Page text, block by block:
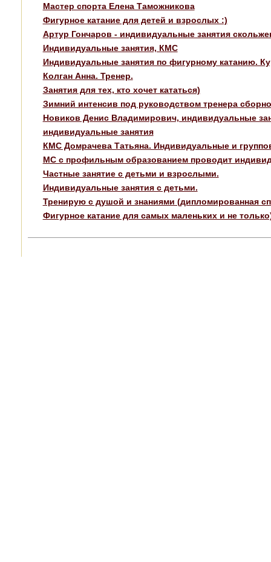
Мастер спорта Елена Таможникова
Фигурное катание для детей и взрослых :)
Артур Гончаров - индивидуальные занятия
Индивидуальные занятия, КМС
Индивидуальные занятия по фигурному катанию.
Колган Анна. Тренер.
Занятия для тех, кто хочет кататься)
Зимний интенсив под руководством тренера
Новиков Денис Владимирович, индивидуальные
индивидуальные занятия
КМС Домрачева Татьяна. Индивидуальные и
МС с профильным образованием проводит
Частные занятие с детьми и взрослыми.
Индивидуальные занятия с детьми.
Тренирую с душой и знаниями (дипломированная
Фигурное катание для самых маленьких и не